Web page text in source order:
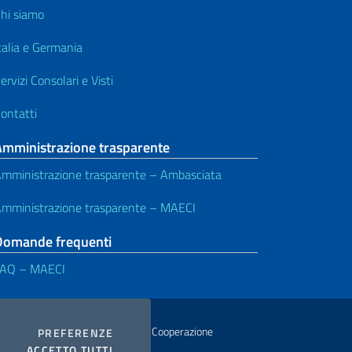
PREFERENZE COOKIES
siamo
e Germania
Consolari e Visti
trasparente
trasparente – Ambasciata
trasparente – MAECI
frequenti
– MAECI
degli Affari Esteri e della Cooperazione